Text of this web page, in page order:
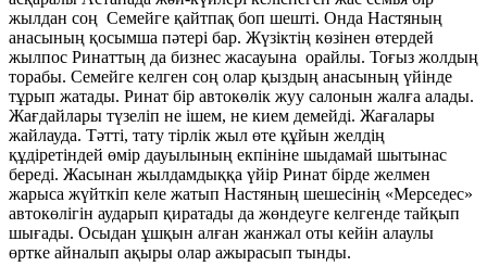
жылдан соң Семейге қайтпақ боп шешті. Онда Настяның
анасының қосымша пәтері бар. Жүзіктің көзінен өтердей
жылпос Ринаттың да бизнес жасауына орайлы. Тоғыз жолдың
торабы. Семейге келген соң олар қыздың анасының үйінде
тұрып жатады. Ринат бір автокөлік жуу салонын жалға алады.
Жағдайлары түзеліп не ішем, не кием демейді. Жағалары
жайлауда. Тәтті, тату тірлік жыл өте құйын желдің
құдіретіндей өмір дауылының екпініне шыдамай шытынас
береді. Жасынан жылдамдыққа үйір Ринат бірде желмен
жарыса жүйткіп келе жатып Настяның шешесінің «Мерседес»
автокөлігін аударып қиратады да жөндеуге келгенде тайқып
шығады. Осыдан ұшқын алған жанжал оты кейін алаулы
өртке айналып ақыры олар ажырасып тынды.